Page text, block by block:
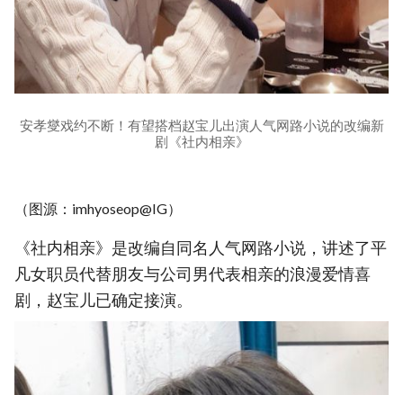
安孝燮戏约不断！有望搭档赵宝儿出演人气网路小说的改编新
剧《社内相亲》
（图源：imhyoseop@IG）
《社内相亲》是改编自同名人气网路小说，讲述了平
凡女职员代替朋友与公司男代表相亲的浪漫爱情喜
剧，赵宝儿已确定接演。